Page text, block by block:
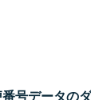
号データの